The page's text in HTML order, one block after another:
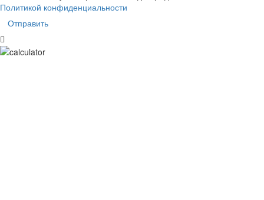
Политикой конфиденциальности
Отправить